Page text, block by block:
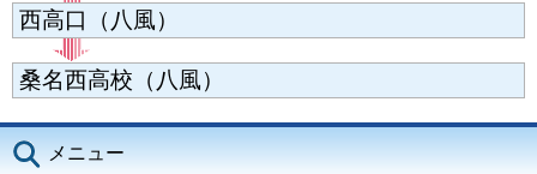
西高口（八風）
桑名西高校（八風）
メニュー